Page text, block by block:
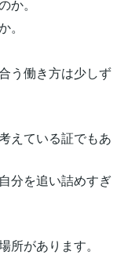
。
う働き方は少しず
えている証でもあ
分を追い詰めすぎ
所があります。